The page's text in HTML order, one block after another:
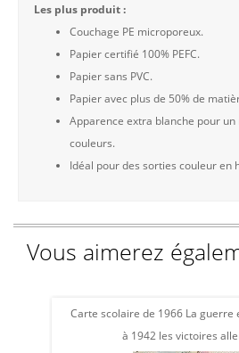
Les plus produit :
Couchage PE microporeux.
Papier certifié 100% PEFC.
Papier sans PVC.
Papier avec plus de 50% de
Apparence extra blanche pour
couleurs.
Idéal pour des sorties couleur en
Vous aimerez
Carte scolaire de 1966 La guerre
à 1942 les victoires